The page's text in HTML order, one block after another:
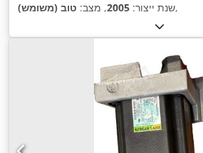
שנת ייצור: 2005, מצב: טוב (משומש) ,